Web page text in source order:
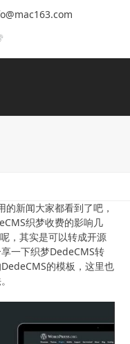
新闻大家都看到了吧，
织梦收费的影响几
，其实是可以转成开源
一下织梦DedeCMS转
的模板，这里也